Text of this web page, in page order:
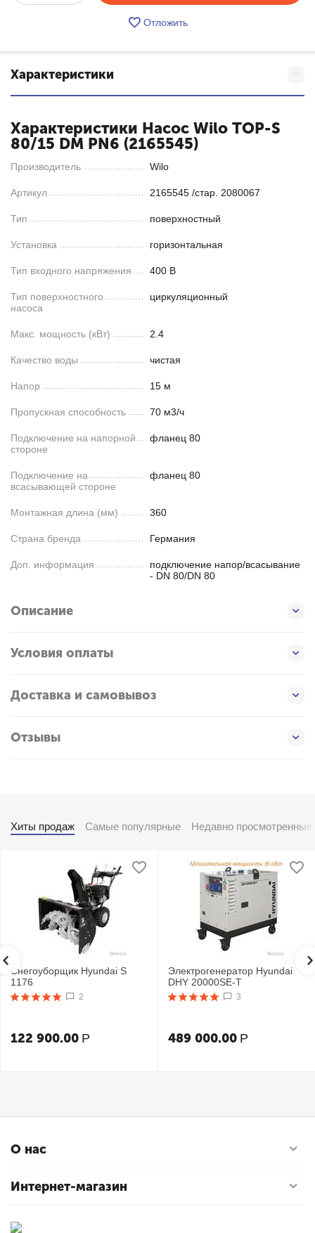
Отложить
Характеристики
Характеристики Насос Wilo TOP-S
80/15 DM PN6 (2165545)
Производитель Wilo
Артикул 2165545 /стар. 2080067
Тип поверхностный
Установка горизонтальная
Тип входного напряжения 400 В
Тип поверхностного
насоса
циркуляционный
Макс. мощность (кВт) 2.4
Качество воды чистая
Напор 15 м
Пропускная способность 70 м3/ч
Подключение на напорной
стороне
фланец 80
Подключение на
всасывающей стороне
фланец 80
Монтажная длина (мм) 360
Страна бренда Германия
Доп. информация
подключение напор/всасывание
- DN 80/DN 80
Описание
Условия оплаты
Доставка и самовывоз
Отзывы
Хиты продаж Самые популярные Недавно просмотренные
Снегоуборщик Hyundai S
1176
2
122 900.00 Р
Электрогенератор Hyundai
DHY 20000SE-T
3
489 000.00 Р
О нас
Интернет-магазин